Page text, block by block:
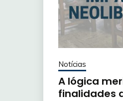
Notícias
A lógica
finalidades